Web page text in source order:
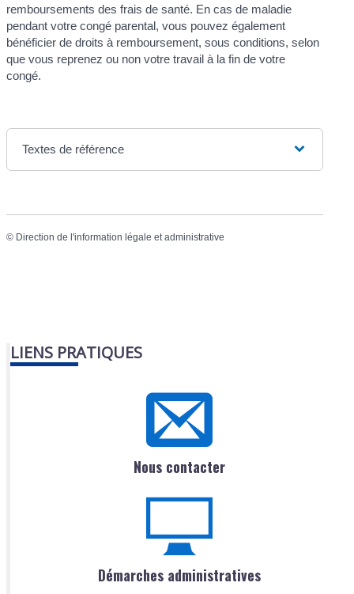
remboursements des frais de santé. En cas de maladie
pendant votre congé parental, vous pouvez également
bénéficier de droits à remboursement, sous conditions, selon
que vous reprenez ou non votre travail à la fin de votre
congé.
Textes de référence
© Direction de l'information légale et administrative
LIENS PRATIQUES
Nous contacter
Démarches administratives